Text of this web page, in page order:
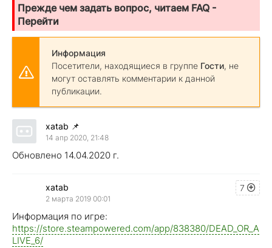
Прежде чем задать вопрос, читаем FAQ -
Перейти
Информация
Посетители, находящиеся в группе Гости, не
могут оставлять комментарии к данной
публикации.
xatab 📌
14 апр 2020, 21:48
Обновлено 14.04.2020 г.
7
xatab
2 марта 2019 00:01
Информация по игре:
https://store.steampowered.com/app/838380/DEAD_OR_A
LIVE_6/